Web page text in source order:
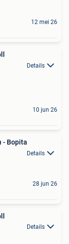
12 mei 26
Details
10 jun 26
- Bopita
Details
28 jun 26
Details